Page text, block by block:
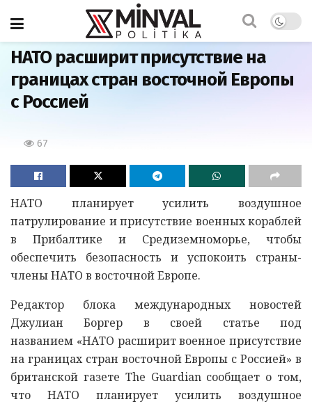
Главная
НАТО расширит присутствие на
границах стран восточной Европы
с Россией
67
НАТО планирует усилить воздушное
патрулирование и присутствие военных кораблей
в Прибалтике и Средиземноморье, чтобы
обеспечить безопасность и успокоить страны-
члены НАТО в восточной Европе.
Редактор блока международных новостей
Джулиан Боргер в своей статье под
названием «НАТО расширит военное присутствие
на границах стран восточной Европы с Россией» в
британской газете The Guardian сообщает о том,
что НАТО планирует усилить воздушное